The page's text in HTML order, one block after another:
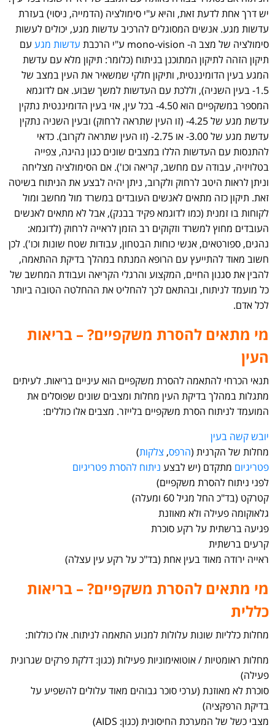
יש דרך אחת לדעת זאת, והיא ע"י סימולציה (הדמייה, ניסוי) בעזרת
עדשות מגע. אנשים המסוגלים להרכיב עדשות מגע, יכולים לעשות
סימולציה של מצב ה- mono-vision ע"י הרכבת
עדשות מגע עם
תיקון הזהה לתיקון המתוכנן בניתוח (כלומר: תיקון מלא עם עדשת
המגע בעין הדומיננטית, ותיקון חלקי שמשאיר את העין במצב של
1.5- בעין השניה), וללכת עם העדשות למשך שבוע. אם לדוגמא
המספר במשקפיים הוא 4.50- בכל עין, אזי בעין הדומיננטית נתקין
עדשת מגע של 4.25- (זו העין שתראה לרחוק) ובעין השניה נתקין
עדשת מגע של 3.00- או 2.75- (זו העין שתראה לקרוב). כדאי
להתנסות עם העדשות הללו במצבים שונים כגון נהיגה, צפייה
בטלויזיה, עבודה עם מחשב, קריאה וכו'). אם הסימולציה מצליחה
וניתן לראות היטב לרחוק ולקרוב, ניתן יהיה לבצע את הניתוח בשיטה
זאת. תיקון כזה מתאים לאנשים העובדים במשרד מול מחשב ומול
לקוחות בו זמנית (כמו לדוגמא פקיד בבנק), אבל לא מתאים לאנשים
העובדים מחוץ למשרד וזקוקים רב הזמן לראייה לרחוק (לדוגמא:
נהגים, ספורטאים, אנשי כוחות הבטחון, עבודות שטח שונות וכו'). לכן
חשוב מאוד להתייעץ עם הרופא המנתח במהלך בדיקת ההתאמה,
להבין את סגנון החיים, המקצוע והרגלי הקריאה ועבודת המחשב של
כל מועמד לניתוח, ובהתאם לכך להחליט את ההחלטה הטובה ביותר
לכל אדם.
מי מתאים להסרת משקפיים? – בריאות
העין
תנאי הכרחי להתאמה להסרת משקפיים הוא עיניים בריאות. לעיתים
מתגלות במהלך בדיקת העין מחלות ומצבים שונים שפוסלים את
המועמד לניתוח הסרת משקפיים בלייזר. מצבים אלו כוללים:
יובש קשה בעין
מחלות של הקרנית (הרפס, צלקות)
פטריגיום מתקדם (יש לבצע ניתוח להסרת פטריגיום
לפני ניתוח להסרת משקפיים)
קטרקט (בד"כ החל מגיל 60 ומעלה)
גלאוקומה פעילה ולא מאוזנת
פגיעה ברשתית על רקע סוכרת
קרעים ברשתית
ראייה ירודה מאוד בעין אחת (בד"כ על רקע עין עצלה)
מי מתאים להסרת משקפיים? – בריאות
כללית
מחלות כלליות שונות עלולות למנוע התאמה לניתוח. אלו כוללות:
מחלות ראומטיות / אוטואימוניות פעילות (כגון: דלקת פרקים שגרונית
פעילה)
סוכרת לא מאוזנת (ערכי סוכר גבוהים מאוד עלולים להשפיע על
בדיקת הרפקציה)
מצבי כשל של המערכת החיסונית (כגון: AIDS)